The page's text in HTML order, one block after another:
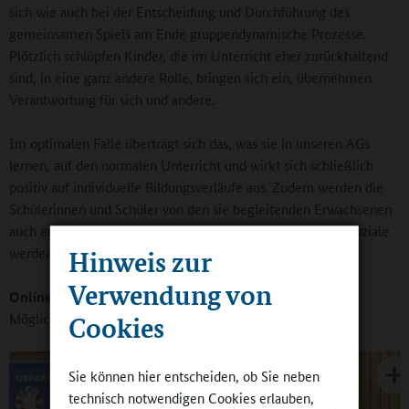
Hinweis zur
Verwendung von
Cookies
Sie können hier entscheiden, ob Sie neben
technisch notwendigen Cookies erlauben,
sich wie auch bei der Entscheidung und Durchführung des
gemeinsamen Spiels am Ende gruppendynamische Prozesse.
Plötzlich schlüpfen Kinder, die im Unterricht eher zurückhaltend
sind, in eine ganz andere Rolle, bringen sich ein, übernehmen
Verantwortung für sich und andere.
Im optimalen Falle überträgt sich das, was sie in unseren AGs
lernen, auf den normalen Unterricht und wirkt sich schließlich
positiv auf individuelle Bildungsverläufe aus. Zudem werden die
Schülerinnen und Schüler von den sie begleitenden Erwachsenen
auch einmal aus ganz anderer Perspektive erlebt, und Potenziale
werden überhaupt erst sichtbar.
Online-Redaktion:Das erfordert aber Bereitschaft und
Möglichkeit zur Kommunikation.